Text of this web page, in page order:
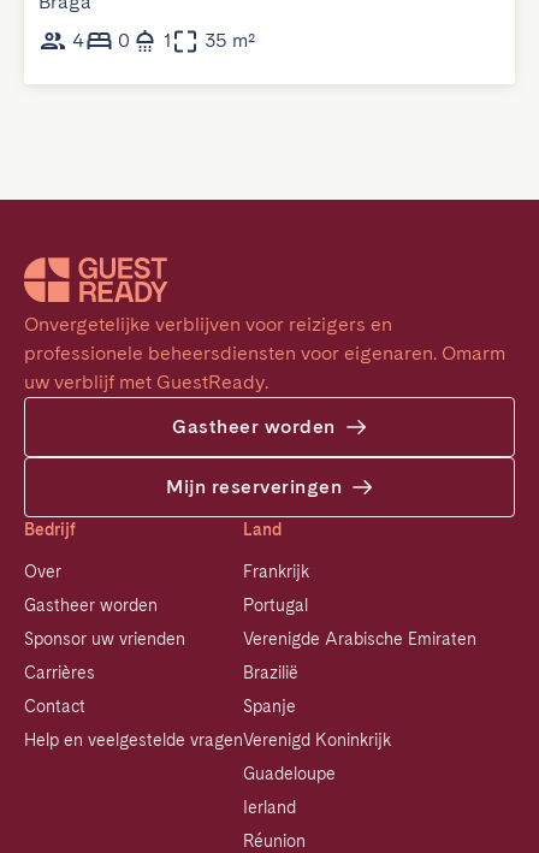
4
0 1 35 m²
Onvergetelijke verblijven voor reizigers en
professionele beheersdiensten voor eigenaren. Omarm
uw verblijf met GuestReady.
Gastheer worden
Mijn reserveringen
Bedrijf
Over
Gastheer worden
Sponsor uw vrienden
Carrières
Contact
Help en veelgestelde vragen
Land
Frankrijk
Portugal
Verenigde Arabische Emiraten
Brazilië
Spanje
Verenigd Koninkrijk
Guadeloupe
Ierland
Réunion